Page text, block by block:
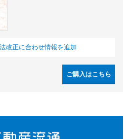
改正に合わせ情報を追加
ご購入はこちら